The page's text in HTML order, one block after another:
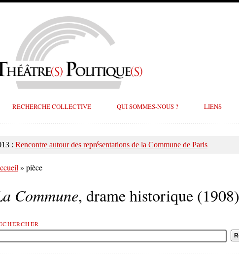
RECHERCHE COLLECTIVE QUI SOMMES-NOUS ? LIENS
: Rencontre autour des représentations de la Commune de Paris
» pièce
Commune, drame historique (1908)